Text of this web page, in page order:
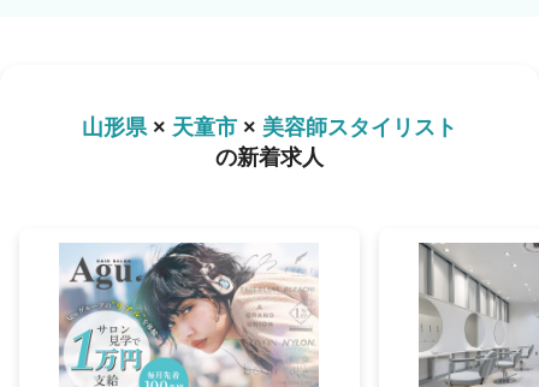
山形県× 天童市 × 美容師スタイリスト
の新着求人